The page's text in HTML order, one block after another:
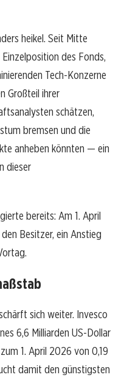
heikel. Seit Mitte
des Fonds,
Tech-Konzerne
Großteil ihrer
schätzen,
bremsen und die
anheben könnten — ein
dieser
bereits: Am 1. April
Besitzer, ein Anstieg
sich weiter. Invesco
6,6 Milliarden US-Dollar
1. April 2026 von 0,19
damit den günstigsten